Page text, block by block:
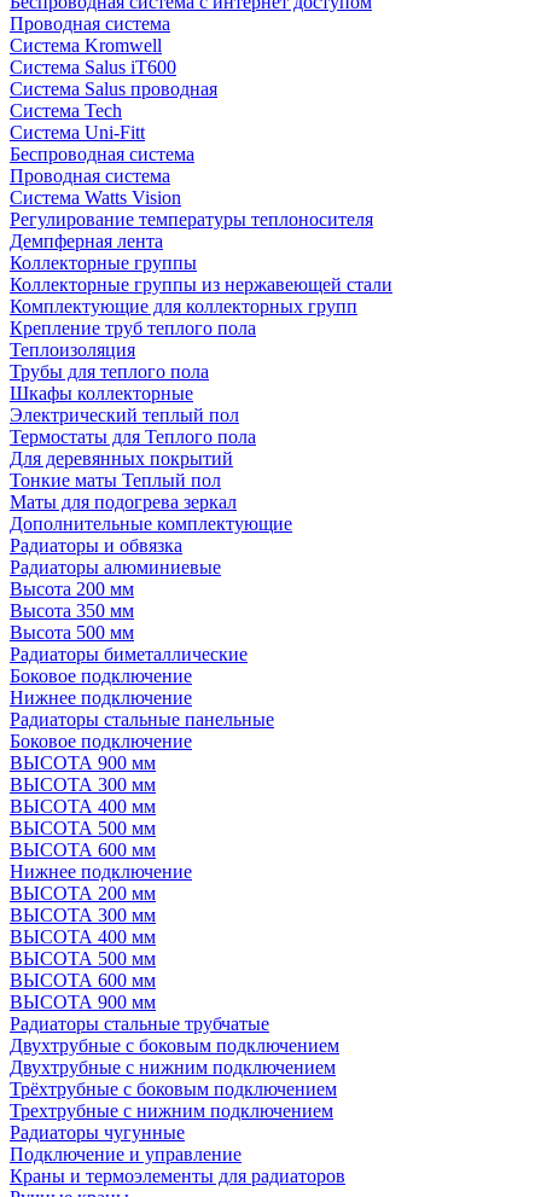
Проводная система
Система Kromwell
Система Salus iT600
Система Salus проводная
Система Tech
Система Uni-Fitt
Беспроводная система
Проводная система
Система Watts Vision
Регулирование температуры теплоносителя
Демпферная лента
Коллекторные группы
Коллекторные группы из нержавеющей стали
Комплектующие для коллекторных групп
Крепление труб теплого пола
Теплоизоляция
Трубы для теплого пола
Шкафы коллекторные
Электрический теплый пол
Термостаты для Теплого пола
Для деревянных покрытий
Тонкие маты Теплый пол
Маты для подогрева зеркал
Дополнительные комплектующие
Радиаторы и обвязка
Радиаторы алюминиевые
Высота 200 мм
Высота 350 мм
Высота 500 мм
Радиаторы биметаллические
Боковое подключение
Нижнее подключение
Радиаторы стальные панельные
Боковое подключение
ВЫСОТА 900 мм
ВЫСОТА 300 мм
ВЫСОТА 400 мм
ВЫСОТА 500 мм
ВЫСОТА 600 мм
Нижнее подключение
ВЫСОТА 200 мм
ВЫСОТА 300 мм
ВЫСОТА 400 мм
ВЫСОТА 500 мм
ВЫСОТА 600 мм
ВЫСОТА 900 мм
Радиаторы стальные трубчатые
Двухтрубные с боковым подключением
Двухтрубные с нижним подключением
Трёхтрубные с боковым подключением
Трехтрубные с нижним подключением
Радиаторы чугунные
Подключение и управление
Краны и термоэлементы для радиаторов